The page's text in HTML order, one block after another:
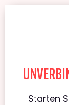
Starten